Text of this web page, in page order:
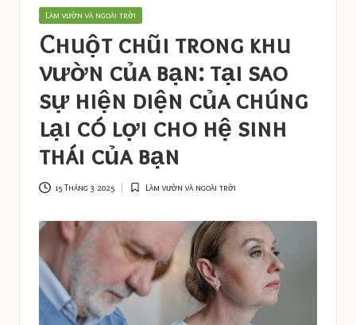
n
n
e
s
a
s
t
u
c
e
s
Posted
Làm vườn và ngoài trời
Chuột chũi trong khu
vườn của bạn: tại sao
sự hiện diện của chúng
lại có lợi cho hệ sinh
thái của bạn
15 Tháng 3 2025
Posted
Làm vườn và ngoài trời